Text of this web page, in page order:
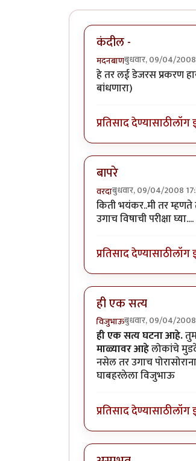
कंदील -
मदनबाणबुधवार, 09/04/
हे तर लई डेजरस प्रकरण
बांधणारा)
प्रतिसाद देण्यासाठीलॉग
बापरे
वरदाबुधवार, 09/04/2008
किती भयंकर..मी तर
उगाच विषाची परीक्षा घ्या....
प्रतिसाद देण्यासाठीलॉग
ही एक सत्य
विजुभाऊबुधवार, 09/04/
ही एक सत्य घटना आहे.
माळ्यावर आहेलोकांचे
नसेल तर उगाच
घाबहरलेला विजुभाऊ
प्रतिसाद देण्यासाठीलॉग